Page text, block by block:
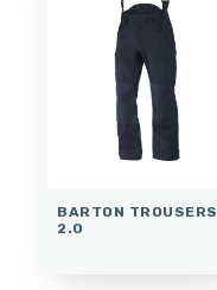
BARTON TROUSERS
2.0